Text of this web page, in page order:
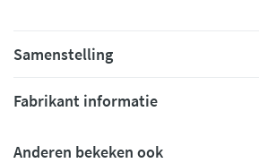
Samenstelling
Fabrikant informatie
Anderen bekeken ook